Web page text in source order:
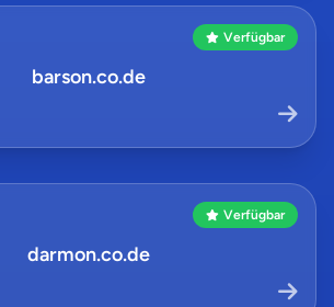
Verfügbar
barson.co.de
Verfügbar
darmon.co.de